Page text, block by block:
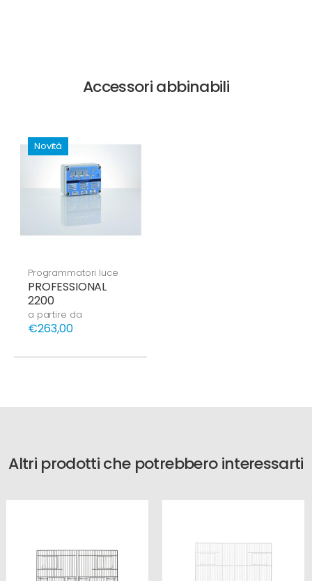
Accessori abbinabili
Novità
Programmatori luce
PROFESSIONAL
2200
a partire da
€263,00
Altri prodotti che potrebbero interessarti